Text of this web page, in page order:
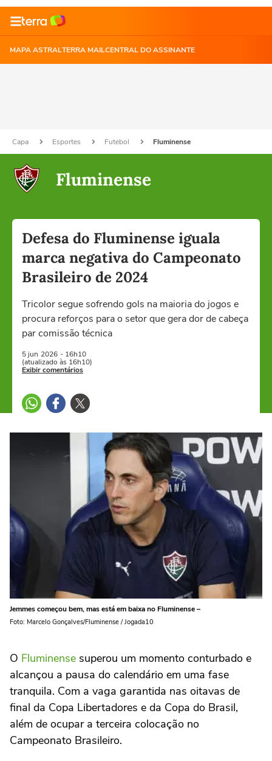
MAPA ASTRALTERRA MAILCENTRAL DO ASSINANTE
Capa Esportes Futebol Fluminense
Fluminense
Defesa do Fluminense iguala
marca negativa do Campeonato
Brasileiro de 2024
Tricolor segue sofrendo gols na maioria do jogos e
procura reforços para o setor que gera dor de cabeça
par comissão técnica
5 jun 2026 - 16h10
(atualizado às 16h10)
Exibir comentários
Jemmes começou bem, mas está em baixa no Fluminense –
Foto: Marcelo Gonçalves/Fluminense / Jogada10
O Fluminense superou um momento conturbado e
alcançou a pausa do calendário em uma fase
tranquila. Com a vaga garantida nas oitavas de
final da Copa Libertadores e da Copa do Brasil,
além de ocupar a terceira colocação no
Campeonato Brasileiro.